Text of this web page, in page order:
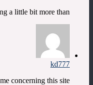
a little bit more than...
kd777
concerning this site...